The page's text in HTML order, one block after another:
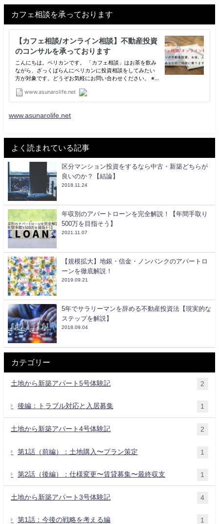
カフェ相談を承っております
www.asunarolife.net
よく読まれている記事
区分マンション投資をするなら中古・新築どちらが
良いのか？【結論】
2018.11.24
年収別のアパートローンを完全解説！【年間手取り
500万を目指そう】
2021.11.07
【規模拡大】地銀・信金・ノンバンクのアパートロ
ーンを徹底解説！
2019.09.21
5年でサラリーマンを辞める不動産投資法【現実的な
ステップを解説】
2018.09.04
カテゴリー
土地から新築アパート5号体験記 2
後編：トラブル対応と入居募集 1
土地から新築アパート4号体験記 2
第1話（前編）：土地購入〜プラン策定 1
第2話（後編）：仕様変更〜賃貸募集〜最終収支 1
土地から新築アパート3号体験記 4
第1話：今後の戦略を考える編 1